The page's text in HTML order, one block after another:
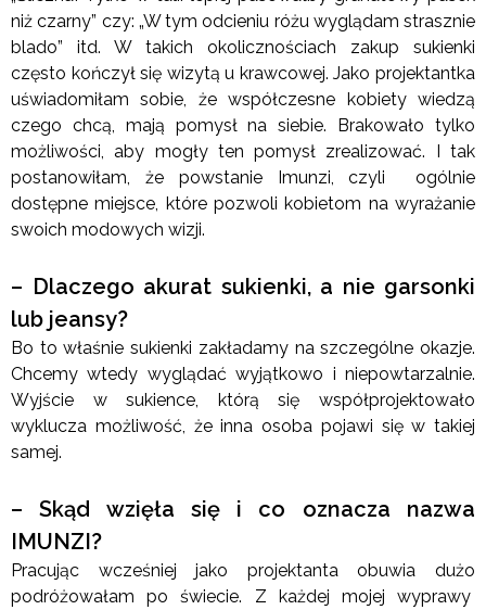
niż czarny” czy: „W tym odcieniu różu wyglądam strasznie
blado” itd. W takich okolicznościach zakup sukienki
często kończył się wizytą u krawcowej. Jako projektantka
uświadomiłam sobie, że współczesne kobiety wiedzą
czego chcą, mają pomysł na siebie. Brakowało tylko
możliwości, aby mogły ten pomysł zrealizować. I tak
postanowiłam, że powstanie Imunzi, czyli ogólnie
dostępne miejsce, które pozwoli kobietom na wyrażanie
swoich modowych wizji.
– Dlaczego akurat sukienki, a nie garsonki
lub jeansy?
Bo to właśnie sukienki zakładamy na szczególne okazje.
Chcemy wtedy wyglądać wyjątkowo i niepowtarzalnie.
Wyjście w sukience, którą się współprojektowało
wyklucza możliwość, że inna osoba pojawi się w takiej
samej.
– Skąd wzięła się i co oznacza nazwa
IMUNZI?
Pracując wcześniej jako projektanta obuwia dużo
podróżowałam po świecie. Z każdej mojej wyprawy